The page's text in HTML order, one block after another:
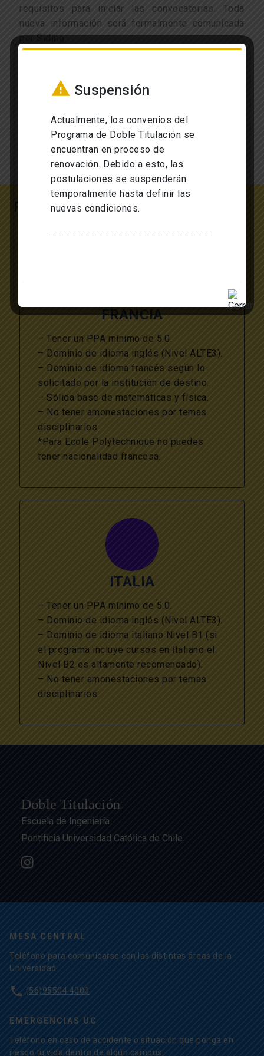
requisitos para iniciar las convocatorias. Toda
nueva información será formalmente comunicada
por Siding.
debes pasar por una preselección en Ingeniería.
Para entrar en este proceso, debes cumplir con
arrow_forward
Requisitos
FRANCIA
– Tener un PPA mínimo de 5.0.
– Dominio de idioma inglés (Nivel ALTE3).
– Dominio de idioma francés según lo
solicitado por la institución de destino.
– Sólida base de matemáticas y física.
– No tener amonestaciones por temas
disciplinarios.
*Para Ecole Polytechnique no puedes
tener nacionalidad francesa.
ITALIA
– Tener un PPA mínimo de 5.0.
– Dominio de idioma inglés (Nivel ALTE3).
– Dominio de idioma italiano Nivel B1 (si
el programa incluye cursos en italiano el
Nivel B2 es altamente recomendado).
– No tener amonestaciones por temas
disciplinarios.
Doble Titulación
Escuela de Ingeniería
Pontificia Universidad Católica de Chile
MESA CENTRAL
Teléfono para comunicarse con las distintas áreas de la
Universidad.
phone (56)95504 4000
EMERGENCIAS UC
Teléfono en caso de accidente o situación que ponga en
riesgo tu vida dentro de algún campus.
warning Suspensión
Actualmente, los convenios del
Programa de Doble Titulación se
encuentran en proceso de
renovación. Debido a esto, las
postulaciones se suspenderán
temporalmente hasta definir las
nuevas condiciones.